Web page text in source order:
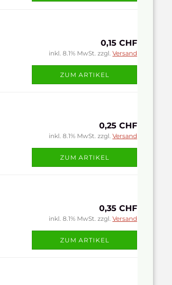
0,15 CHF
inkl. 8.1% MwSt. zzgl. Versand
ZUM ARTIKEL
0,25 CHF
inkl. 8.1% MwSt. zzgl. Versand
ZUM ARTIKEL
0,35 CHF
inkl. 8.1% MwSt. zzgl. Versand
ZUM ARTIKEL